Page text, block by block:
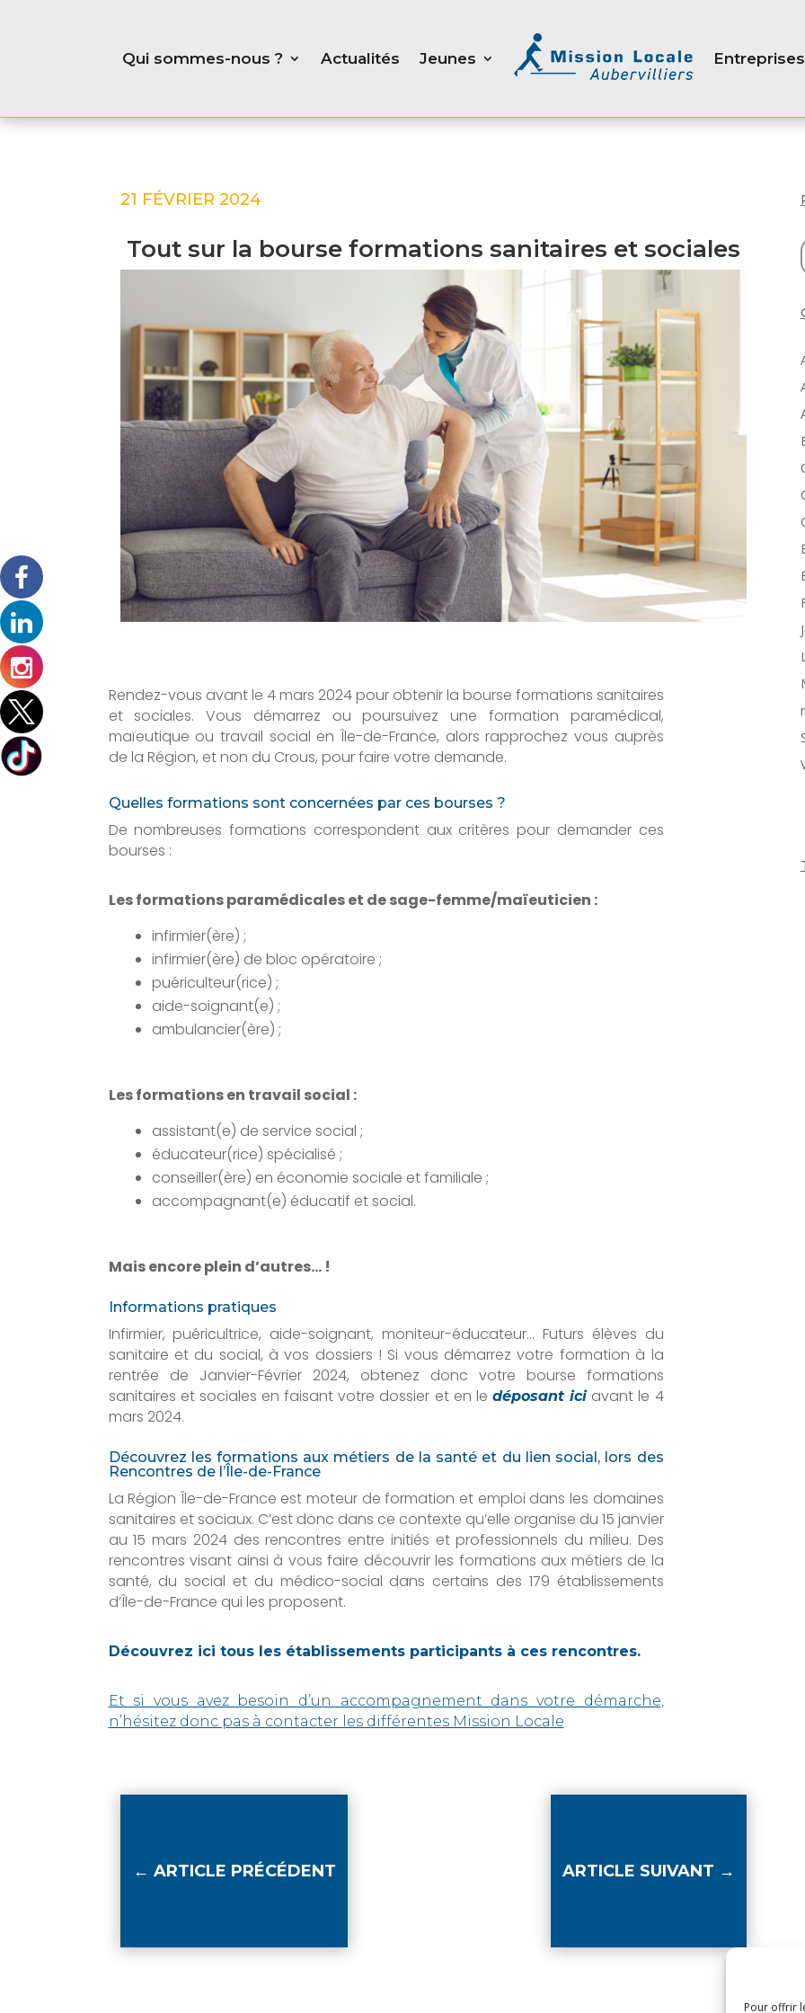
Pour offrir
Qui sommes-nous ? Actualités Jeunes Entreprises
21 FÉVRIER 2024
Tout sur la bourse formations sanitaires et sociales
Rendez-vous avant le 4 mars 2024 pour obtenir la bourse formations sanitaires
et sociales. Vous démarrez ou poursuivez une formation paramédical,
maïeutique ou travail social en Île-de-France, alors rapprochez vous auprès
de la Région, et non du Crous, pour faire votre demande.
Quelles formations sont concernées par ces bourses ?
De nombreuses formations correspondent aux critères pour demander ces
bourses :
Les formations paramédicales et de sage-femme/maïeuticien :
infirmier(ère) ;
infirmier(ère) de bloc opératoire ;
puériculteur(rice) ;
aide-soignant(e) ;
ambulancier(ère) ;
Les formations en travail social :
assistant(e) de service social ;
éducateur(rice) spécialisé ;
conseiller(ère) en économie sociale et familiale ;
accompagnant(e) éducatif et social.
Mais encore plein d’autres… !
Informations pratiques
Infirmier, puéricultrice, aide-soignant, moniteur-éducateur… Futurs élèves du
sanitaire et du social, à vos dossiers ! Si vous démarrez votre formation à la
rentrée de Janvier-Février 2024, obtenez donc votre bourse formations
sanitaires et sociales en faisant votre dossier et en le déposant ici avant le 4
mars 2024.
Découvrez les formations aux métiers de la santé et du lien social, lors des
Rencontres de l’Île-de-France
La Région Île-de-France est moteur de formation et emploi dans les domaines
sanitaires et sociaux. C’est donc dans ce contexte qu’elle organise du 15 janvier
au 15 mars 2024 des rencontres entre initiés et professionnels du milieu. Des
rencontres visant ainsi à vous faire découvrir les formations aux métiers de la
santé, du social et du médico-social dans certains des 179 établissements
d’Île-de-France qui les proposent.
Découvrez ici tous les établissements participants à ces rencontres.
Et si vous avez besoin d’un accompagnement dans votre démarche,
n’hésitez donc pas à contacter les différentes Mission Locale
← ARTICLE PRÉCÉDENT ARTICLE SUIVANT →